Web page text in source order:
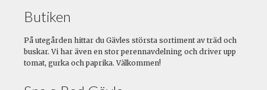
Butiken
På utegården hittar du Gävles största sortiment av träd och
buskar. Vi har även en stor perennavdelning och driver upp
tomat, gurka och paprika. Välkommen!